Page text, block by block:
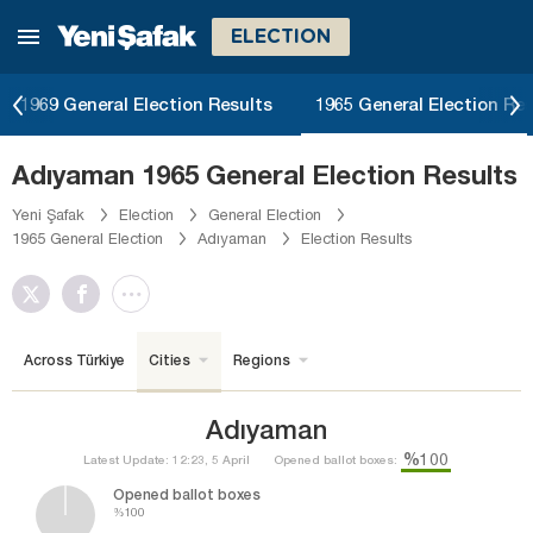
ELECTION
1969 General Election Results 1965 General Election
Adıyaman 1965 General Election Results
Yeni Şafak Election
General Election
1965 General Election
Adıyaman Election Results
Across Türkiye Cities Regions
Adıyaman
Latest Update: 12:23, 5 April Opened ballot boxes: %100
Opened ballot boxes
%100